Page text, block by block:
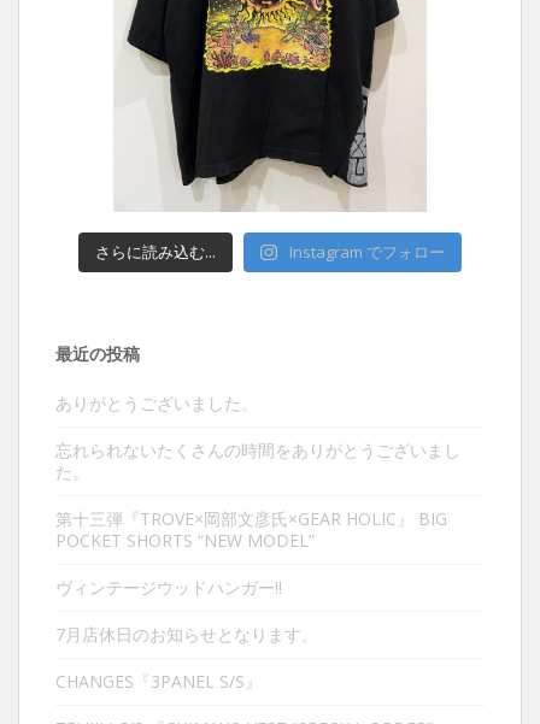
さらに読み込む... Instagram でフォロー
最近の投稿
ありがとうございました。
忘れられないたくさんの時間をありがとうございまし
た。
第十三弾『TROVE×岡部文彦氏×GEAR HOLIC』 BIG
POCKET SHORTS “NEW MODEL”
ヴィンテージウッドハンガー‼︎
7月店休日のお知らせとなります。
CHANGES『3PANEL S/S』